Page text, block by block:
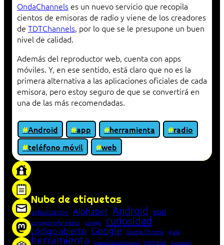
OndaChannels es un nuevo servicio que recopila
cientos de emisoras de radio y viene de los creadores
de TDTChannels, por lo que se le presupone un buen
nivel de calidad.
Además del reproductor web, cuenta con apps
móviles. Y, en ese sentido, está claro que no es la
primera alternativa a las aplicaciones oficiales de cada
emisora, pero estoy seguro de que se convertirá en
una de las más recomendadas.
Android app herramienta
radio
teléfono móvil
web
Nube de etiquetas
actualización Alphabet Android app
concepto informático consejo curiosidad
código abierto Google Google Chrome guía
herramienta historia de la Informática Informática innovación